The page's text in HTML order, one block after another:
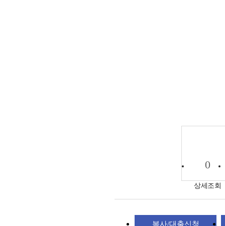
0
상세조회
복사/대출신청